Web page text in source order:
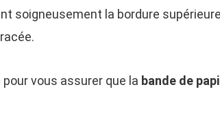
soigneusement la bordure
vous assurer que la bande de